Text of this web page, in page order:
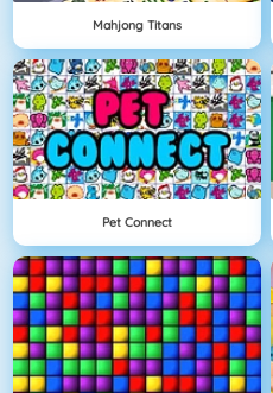
Mahjong Titans
Pet Connect